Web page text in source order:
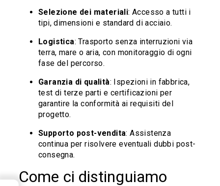
Selezione dei materiali: Accesso a tutti i
tipi, dimensioni e standard di acciaio.
Logistica: Trasporto senza interruzioni via
terra, mare o aria, con monitoraggio di ogni
fase del percorso.
Garanzia di qualità: Ispezioni in fabbrica,
test di terze parti e certificazioni per
garantire la conformità ai requisiti del
progetto.
Supporto post-vendita: Assistenza
continua per risolvere eventuali dubbi post-
consegna.
Come ci distinguiamo